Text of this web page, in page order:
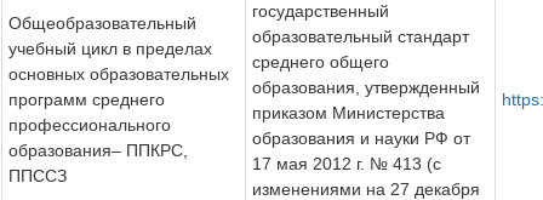
Общеобразовательный
учебный цикл в пределах
основных образовательных
программ среднего
профессионального
образования– ППКРС,
ППССЗ
государственный
образовательный стандарт
среднего общего
образования, утвержденный
приказом Министерства
образования и науки РФ от
17 мая 2012 г. № 413 (с
изменениями на 27 декабря